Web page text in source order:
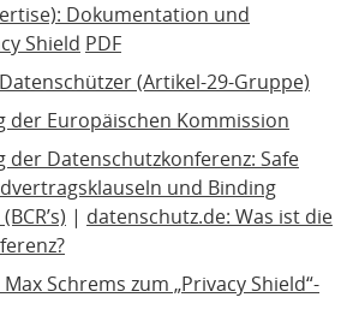
Dokumentation und
Shield PDF
(Artikel-29-Gruppe)
der Europäischen Kommission
der Datenschutzkonferenz: Safe
und Binding
| datenschutz.de: Was ist die
Schrems zum „Privacy Shield“-